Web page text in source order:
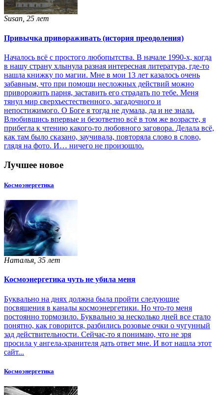
Susan, 25 лет
Привычка привораживать (история преодоления)
Началось всё с простого любопытства. В начале 1990-х, когда
в нашу страну хлынула разная интересная литература, где-то
нашла книжку по магии. Мне в мои 13 лет казалось очень
забавным, что при помощи несложных действий можно
приворожить парня, заставить его страдать по тебе. Меня
тянул мир сверхъестественного, загадочного и
непостижимого. О Боге я тогда не думала, да и не знала.
Влюбившись впервые и безответно всё в том же возрасте, я
прибегла к чтению какого-то любовного заговора. Делала всё,
как там было сказано, заучивала, повторяла слово в слово,
глядя на фото. И… ничего не произошло.
Лучшее новое
Космоэнергетика
Наталья, 35 лет
Космоэнергетика чуть не убила меня
Буквально на днях должна была пройти следующие
посвящения в каналы космоэнергетики. Но что-то меня
постоянно тормозило. Буквально за несколько дней все стало
понятно, как говорится, разбились розовые очки о чугунный
зад действительности. Сейчас-то я понимаю, что не зря
просила у ангела-хранителя дать ответ мне. И вот нашла этот
сайт...
Космоэнергетика